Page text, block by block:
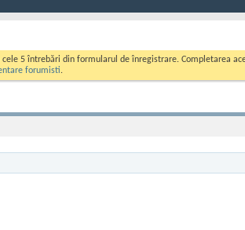
5 întrebări din formularul de înregistrare. Completarea
forumisti.